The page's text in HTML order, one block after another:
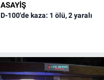
ASAYİŞ
D-100'de kaza: 1 ölü, 2 yaralı